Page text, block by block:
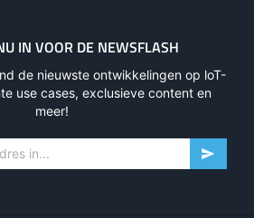
IN VOOR DE NEWSFLASH
de nieuwste ontwikkelingen op loT-
use cases, exclusieve content en
meer!